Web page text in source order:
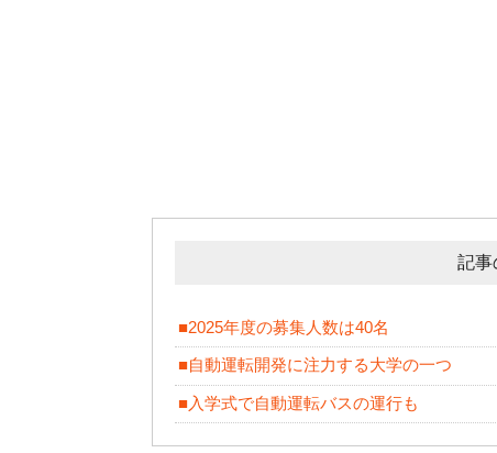
記事
■2025年度の募集人数は40名
■自動運転開発に注力する大学の一つ
■入学式で自動運転バスの運行も